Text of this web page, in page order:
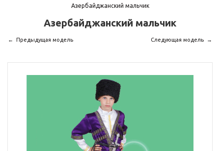
Азербайджанский мальчик
Азербайджанский мальчик
Предыдущая модель Следующая модель